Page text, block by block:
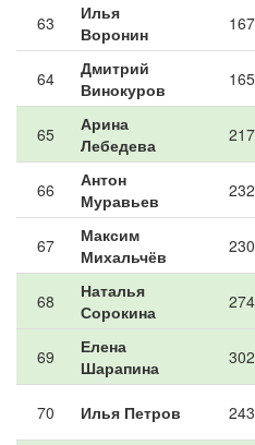
63
Илья
Воронин
167
64
Дмитрий
Винокуров
165
65
Арина
Лебедева
217
66
Антон
Муравьев
232
67
Максим
Михальчёв
230
68
Наталья
Сорокина
274
69
Елена
Шарапина
302
70 Илья Петров 243